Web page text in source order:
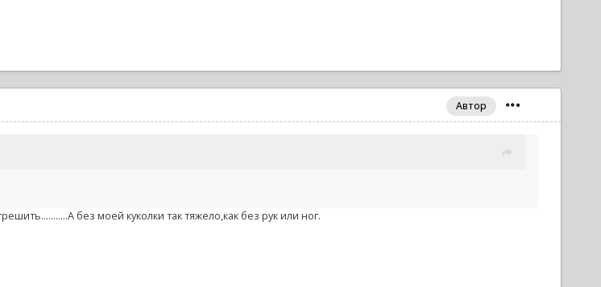
Автор
без моей куколки так тяжело,как без рук или ног.